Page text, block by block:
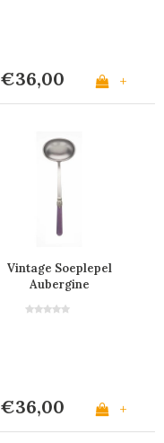
€36,00 +
Vintage Soeplepel
Aubergine
€36,00 +